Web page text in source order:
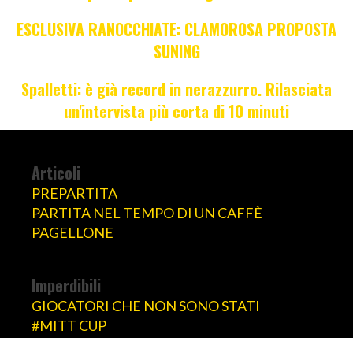
ESCLUSIVA RANOCCHIATE: CLAMOROSA PROPOSTA
SUNING
Spalletti: è già record in nerazzurro. Rilasciata
un'intervista più corta di 10 minuti
Articoli
PREPARTITA
PARTITA NEL TEMPO DI UN CAFFÈ
PAGELLONE
Imperdibili
GIOCATORI CHE NON SONO STATI
#MITT CUP